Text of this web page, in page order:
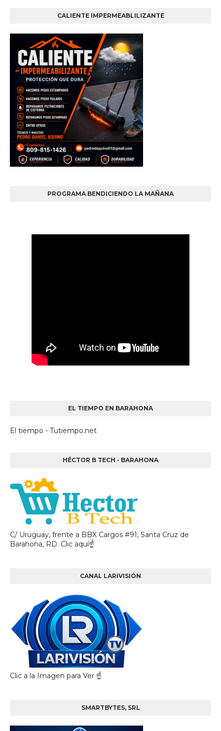
CALIENTE IMPERMEABLILIZANTE
PROGRAMA BENDICIENDO LA MAÑANA
EL TIEMPO EN BARAHONA
El tiempo - Tutiempo.net
HÉCTOR B TECH - BARAHONA
C/ Uruguay, frente a BBX Cargos #91, Santa Cruz de
Barahona, RD. Clic aquí☝
CANAL LARIVISIÓN
Clic a la Imagen para Ver ☝️
SMARTBYTES, SRL